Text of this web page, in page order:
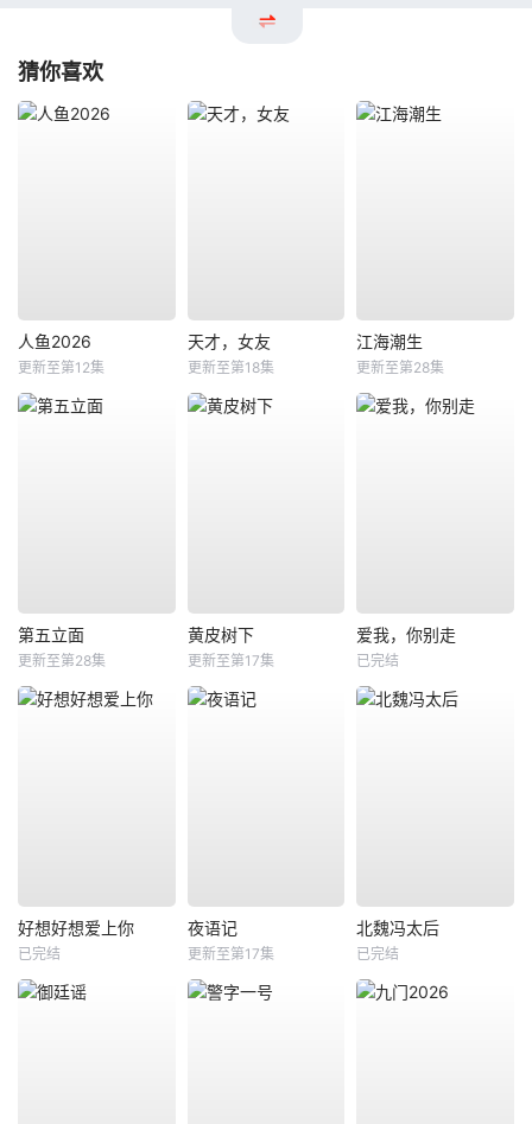
猜你喜欢
人鱼2026
更新至第12集
天才，女友
更新至第18集
江海潮生
更新至第28集
第五立面
更新至第28集
黄皮树下
更新至第17集
爱我，你别走
已完结
好想好想爱上你
已完结
夜语记
更新至第17集
北魏冯太后
已完结